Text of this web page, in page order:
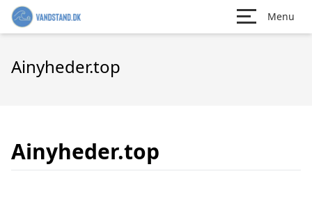
Menu
Ainyheder.top
Ainyheder.top